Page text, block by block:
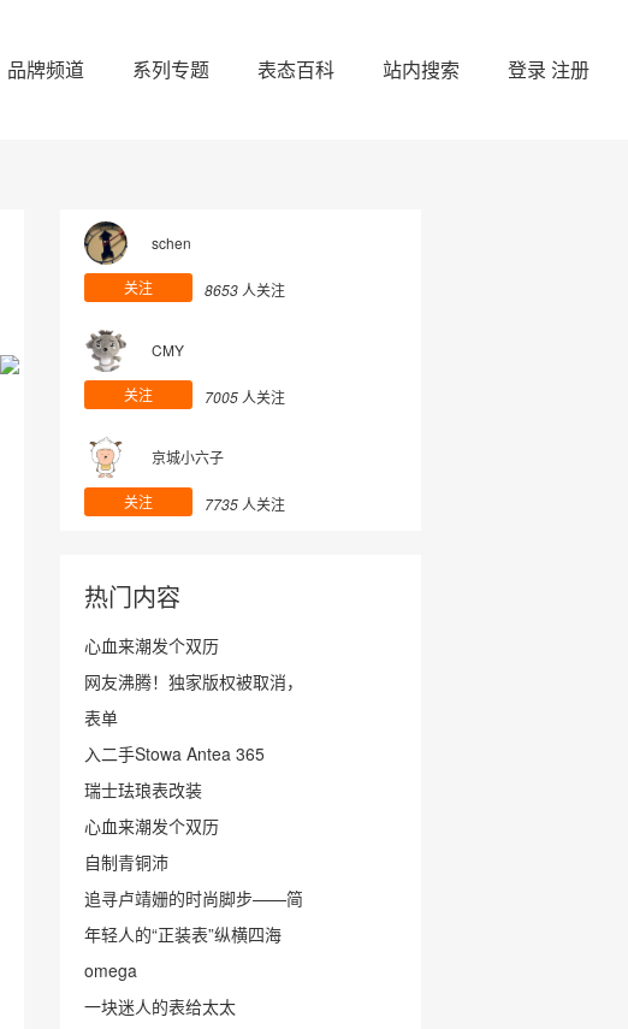
品牌频道 系列专题 表态百科 站内搜索 登录 注册
schen
8653 人关注
关注
CMY
7005 人关注
关注
京城小六子
7735 人关注
关注
热门内容
心血来潮发个双历
网友沸腾！独家版权被取消，
表单
入二手Stowa Antea 365
瑞士珐琅表改装
心血来潮发个双历
自制青铜沛
追寻卢靖姗的时尚脚步——简
年轻人的“正装表”纵横四海
omega
一块迷人的表给太太